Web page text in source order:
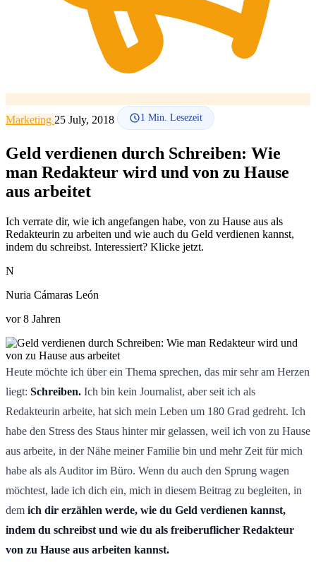
Marketing 25 July, 2018 1 Min. Lesezeit
Geld verdienen durch Schreiben: Wie
man Redakteur wird und von zu Hause
aus arbeitet
Ich verrate dir, wie ich angefangen habe, von zu Hause aus als
Redakteurin zu arbeiten und wie auch du Geld verdienen kannst,
indem du schreibst. Interessiert? Klicke jetzt.
N
Nuria Cámaras León
vor 8 Jahren
Heute möchte ich über ein Thema sprechen, das mir sehr am Herzen
liegt: Schreiben. Ich bin kein Journalist, aber seit ich als
Redakteurin arbeite, hat sich mein Leben um 180 Grad gedreht. Ich
habe den Stress des Staus hinter mir gelassen, weil ich von zu Hause
aus arbeite, in der Nähe meiner Familie bin und mehr Zeit für mich
habe als als Auditor im Büro. Wenn du auch den Sprung wagen
möchtest, lade ich dich ein, mich in diesem Beitrag zu begleiten, in
dem ich dir erzählen werde, wie du Geld verdienen kannst,
indem du schreibst und wie du als freiberuflicher Redakteur
von zu Hause aus arbeiten kannst.